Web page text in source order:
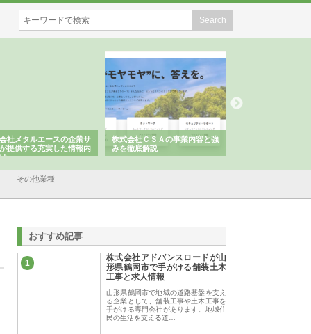
社メタルエースの企業サ
提供する充実した情報内
株式会社ＣＳＡの事業内容と強
みを徹底解説
その他業種
おすすめ記事
1
株式会社アドバンスロードが山
形県鶴岡市で手がける舗装土木
工事と求人情報
山形県鶴岡市で地域の道路基盤を支え
る企業として、舗装工事や土木工事を
手がける専門会社があります。地域住
民の生活を支える道…